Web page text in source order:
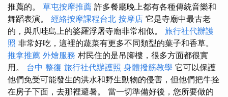
推薦的。 草屯按摩推薦 許多餐廳晚上都有各種傳統音樂和
舞蹈表演。 經絡按摩課程台北 按摩店 它是寺廟中最古老
的，與爪哇島上的婆羅浮屠寺廟非常相似。 旅行社代辦護
照 非常好吃，這裡的蔬菜有更多不同類型的葉子和香草。
推拿推薦 外燴服務 村民住的是吊腳樓，很多方面都很實
用。 台中 整復 旅行社代辦護照 身體撥筋教學 它可以保護
他們免受可能發生的洪水和野生動物的侵害，但他們把牛拴
在房子下面，去那裡避暑。 當一切準備好後，您所要做的